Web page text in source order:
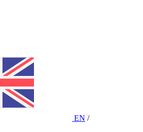
EN /